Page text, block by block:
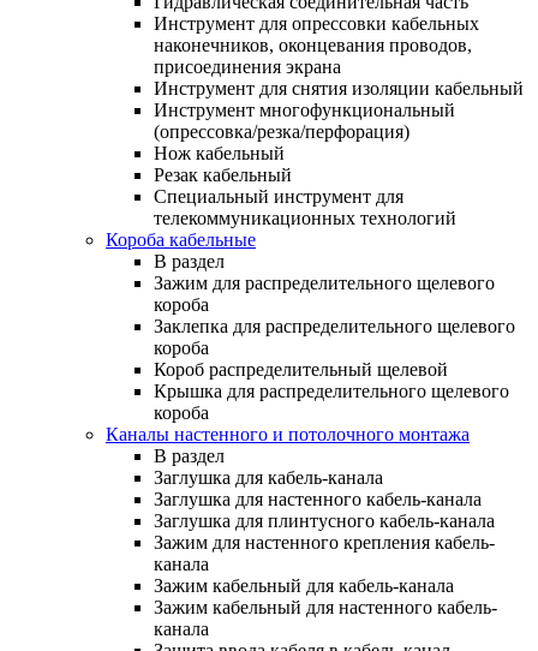
Инструмент для опрессовки кабельных
наконечников, оконцевания проводов,
присоединения экрана
Инструмент для снятия изоляции кабельный
Инструмент многофункциональный
(опрессовка/резка/перфорация)
Нож кабельный
Резак кабельный
Специальный инструмент для
телекоммуникационных технологий
Короба кабельные
В раздел
Зажим для распределительного щелевого
короба
Заклепка для распределительного щелевого
короба
Короб распределительный щелевой
Крышка для распределительного щелевого
короба
Каналы настенного и потолочного монтажа
В раздел
Заглушка для кабель-канала
Заглушка для настенного кабель-канала
Заглушка для плинтусного кабель-канала
Зажим для настенного крепления кабель-
канала
Зажим кабельный для кабель-канала
Зажим кабельный для настенного кабель-
канала